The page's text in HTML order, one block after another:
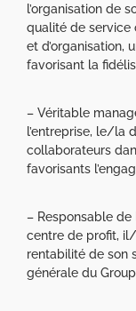
l’organisation de
qualité de service
et d’organisation,
favorisant la
– Véritable
l’entreprise, le/la
collaborateurs
favorisants
– Responsable
centre de profit, il/
rentabilité de son
générale du